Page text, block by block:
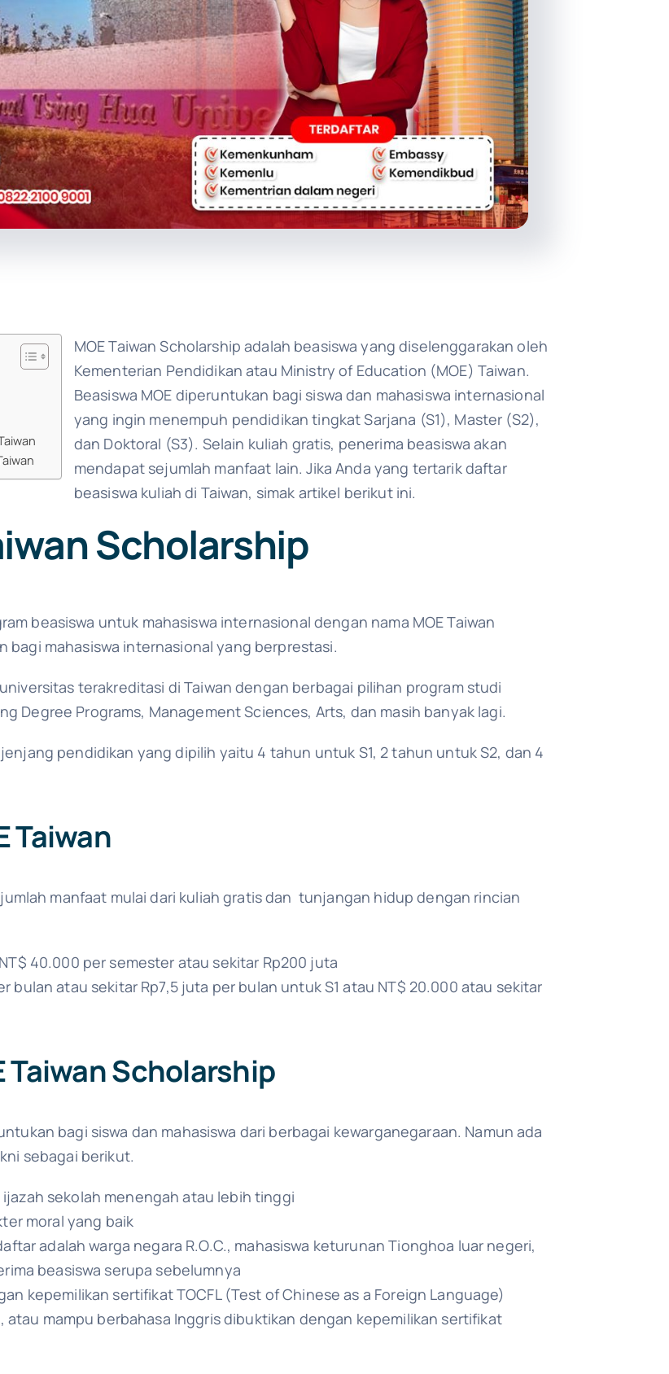
MOE Taiwan Scholarship adalah beasiswa yang diselenggarakan oleh
Kementerian Pendidikan atau Ministry of Education (MOE) Taiwan.
Beasiswa MOE diperuntukan bagi siswa dan mahasiswa internasional
yang ingin menempuh pendidikan tingkat Sarjana (S1), Master (S2),
dan Doktoral (S3). Selain kuliah gratis, penerima beasiswa akan
mendapat sejumlah manfaat lain. Jika Anda yang tertarik daftar
beasiswa kuliah di Taiwan, simak artikel berikut ini.
Scholarship
beasiswa untuk mahasiswa internasional dengan nama MOE Taiwan
mahasiswa internasional yang berprestasi.
terakreditasi di Taiwan dengan berbagai pilihan program studi
Degree Programs, Management Sciences, Arts, dan masih banyak lagi.
pendidikan yang dipilih yaitu 4 tahun untuk S1, 2 tahun untuk S2, dan 4
Taiwan
manfaat mulai dari kuliah gratis dan tunjangan hidup dengan rincian
40.000 per semester atau sekitar Rp200 juta
bulan atau sekitar Rp7,5 juta per bulan untuk S1 atau NT$ 20.000 atau sekitar
Taiwan Scholarship
bagi siswa dan mahasiswa dari berbagai kewarganegaraan. Namun ada
sebagai berikut.
sekolah menengah atau lebih tinggi
moral yang baik
adalah warga negara R.O.C., mahasiswa keturunan Tionghoa luar negeri,
beasiswa serupa sebelumnya
kepemilikan sertifikat TOCFL (Test of Chinese as a Foreign Language)
mampu berbahasa Inggris dibuktikan dengan kepemilikan sertifikat